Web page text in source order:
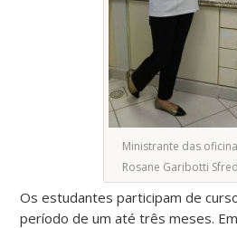
Ministrante das
Rosane Garibotti
Os estudantes participam de
período de um até três meses.